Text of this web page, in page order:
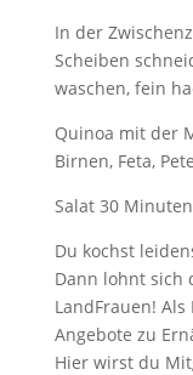
In der
Scheiben
waschen, fein
Quinoa mit der
Birnen, Feta,
Salat 30
Du kochst
Dann lohnt sich
LandFrauen!
Angebote zu
Hier wirst du